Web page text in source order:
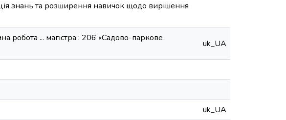
знань та розширення навичок щодо вирішення
робота ... магістра : 206 «Садово-паркове
uk_UA
uk_UA